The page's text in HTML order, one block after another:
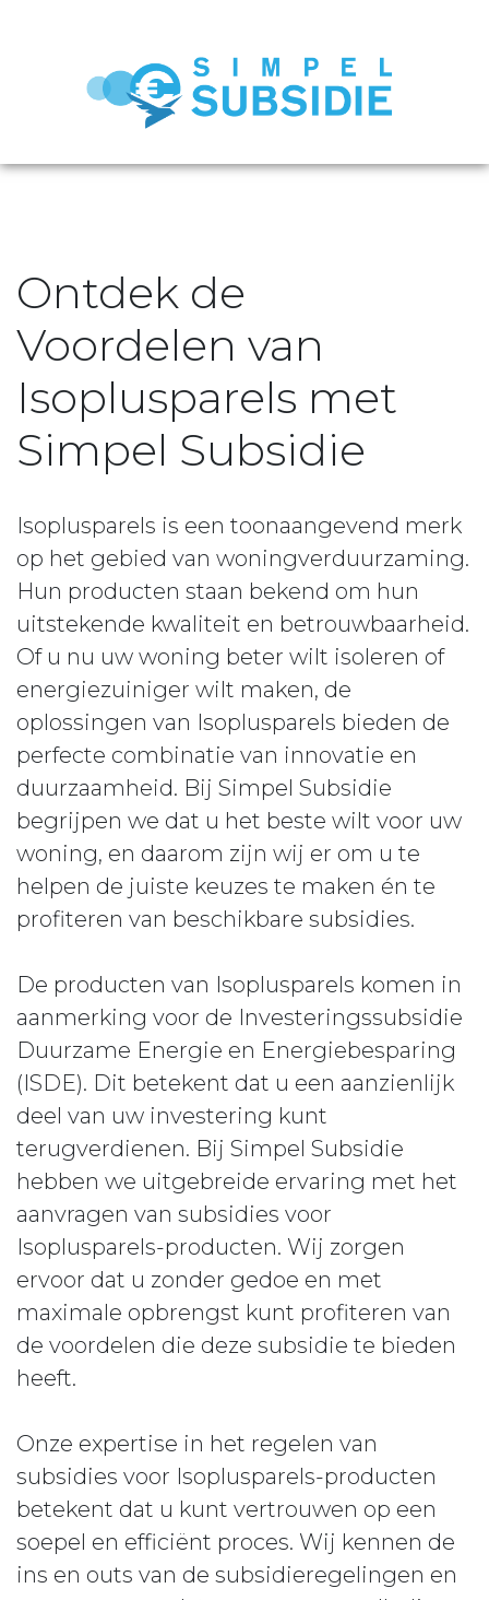
Ontdek de
Voordelen van
Isoplusparels met
Simpel Subsidie
Isoplusparels is een toonaangevend merk
op het gebied van woningverduurzaming.
Hun producten staan bekend om hun
uitstekende kwaliteit en betrouwbaarheid.
Of u nu uw woning beter wilt isoleren of
energiezuiniger wilt maken, de
oplossingen van Isoplusparels bieden de
perfecte combinatie van innovatie en
duurzaamheid. Bij Simpel Subsidie
begrijpen we dat u het beste wilt voor uw
woning, en daarom zijn wij er om u te
helpen de juiste keuzes te maken én te
profiteren van beschikbare subsidies.
De producten van Isoplusparels komen in
aanmerking voor de Investeringssubsidie
Duurzame Energie en Energiebesparing
(ISDE). Dit betekent dat u een aanzienlijk
deel van uw investering kunt
terugverdienen. Bij Simpel Subsidie
hebben we uitgebreide ervaring met het
aanvragen van subsidies voor
Isoplusparels-producten. Wij zorgen
ervoor dat u zonder gedoe en met
maximale opbrengst kunt profiteren van
de voordelen die deze subsidie te bieden
heeft.
Onze expertise in het regelen van
subsidies voor Isoplusparels-producten
betekent dat u kunt vertrouwen op een
soepel en efficiënt proces. Wij kennen de
ins en outs van de subsidieregelingen en